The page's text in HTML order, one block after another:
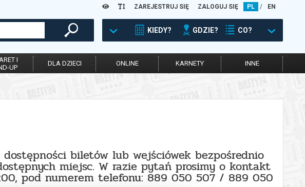
ZAREJESTRUJ SIĘ ZALOGUJ SIĘ PL / EN
KIEDY? GDZIE? CO?
I
UP
DLA DZIECI ONLINE KARNETY INNE
biletów lub wejściówek bezpośrednio
miejsc. W razie pytań prosimy o kontakt
pod numerem telefonu: 889 050 507 / 889 050